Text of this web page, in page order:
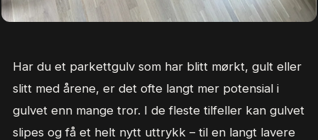
Har du et parkettgulv som har blitt mørkt, gult eller
slitt med årene, er det ofte langt mer potensial i
gulvet enn mange tror. I de fleste tilfeller kan gulvet
slipes og få et helt nytt uttrykk – til en langt lavere